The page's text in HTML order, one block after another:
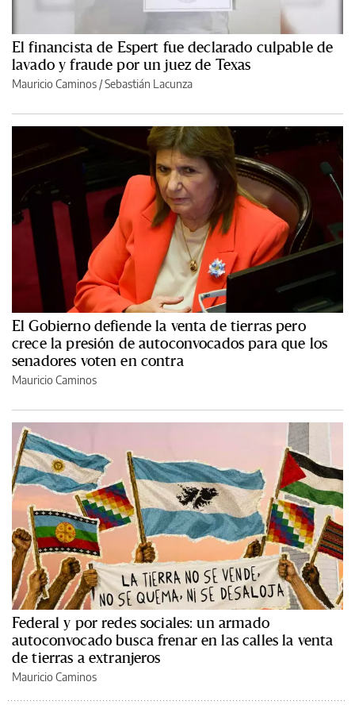
El financista de Espert fue declarado culpable de
lavado y fraude por un juez de Texas
Mauricio Caminos /Sebastián Lacunza
El Gobierno defiende la venta de tierras pero
crece la presión de autoconvocados para que los
senadores voten en contra
Mauricio Caminos
Federal y por redes sociales: un armado
autoconvocado busca frenar en las calles la venta
de tierras a extranjeros
Mauricio Caminos